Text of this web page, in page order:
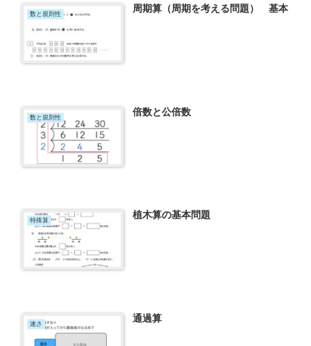
数と規則性 周期算（周期を考える問題） 基本
数と規則性 倍数と公倍数
特殊算 植木算の基本問題
速さ 通過算